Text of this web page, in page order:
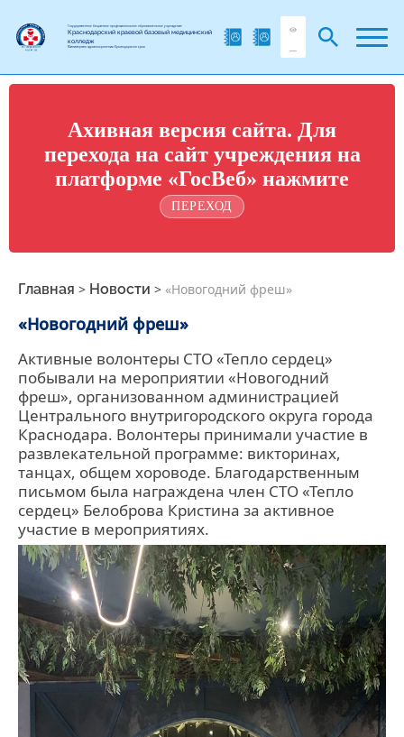
Государственное бюджетное профессиональное образовательное учреждение
Краснодарский краевой базовый медицинский
колледж
Министерства здравоохранения Краснодарского края
Ахивная версия сайта. Для
перехода на сайт учреждения на
платформе «ГосВеб» нажмите
ПЕРЕХОД
Главная > Новости > «Новогодний фреш»
«Новогодний фреш»
Активные волонтеры СТО «Тепло сердец»
побывали на мероприятии «Новогодний
фреш», организованном администрацией
Центрального внутригородского округа города
Краснодара. Волонтеры принимали участие в
развлекательной программе: викторинах,
танцах, общем хороводе. Благодарственным
письмом была награждена член СТО «Тепло
сердец» Белоброва Кристина за активное
участие в мероприятиях.